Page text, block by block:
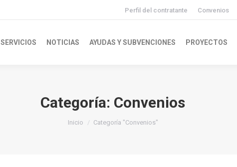
Perfil del contratante Convenios
SERVICIOS NOTICIAS AYUDAS Y SUBVENCIONES PROYECTOS
Categoría: Convenios
Inicio Categoría "Convenios"